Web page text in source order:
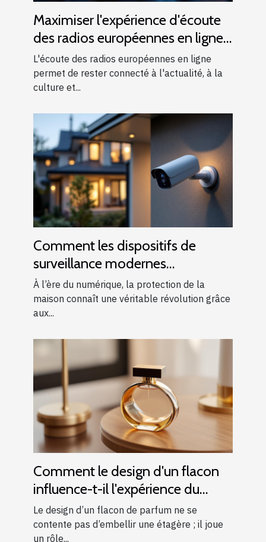
Maximiser l'expérience d'écoute
des radios européennes en ligne
à l'étranger
L'écoute des radios européennes en ligne
permet de rester connecté à l'actualité, à la
culture et...
Comment les dispositifs de
surveillance modernes
renforcent-ils la sécurité
domestique ?
À l’ère du numérique, la protection de la
maison connaît une véritable révolution grâce
aux...
Comment le design d'un flacon
influence-t-il l'expérience du
parfum ?
Le design d’un flacon de parfum ne se
contente pas d’embellir une étagère ; il joue
un rôle...